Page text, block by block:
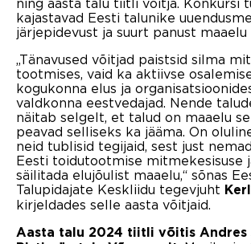
ning aasta talu tiitli võitja. Konkursi
kajastavad Eesti talunike
järjepidevust ja suurt panust maaelu
„Tänavused võitjad paistsid silma
tootmises, vaid ka aktiivse
kogukonna elus ja
valdkonna eestvedajad. Nende
näitab selgelt, et talud on maaelu
peavad selliseks ka jääma. On
neid tublisid tegijaid, sest just
Eesti toidutootmise mitmekesisuse
säilitada elujõulist maaelu,“ sõnas
Talupidajate Keskliidu tegevjuht
kirjeldades selle aasta võitjaid.
Aasta talu 2024 tiitli võitis Andres